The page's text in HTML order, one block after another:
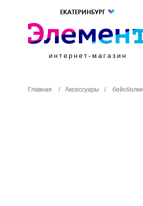
ЕКАТЕРИНБУРГ
интернет-магазин
Главная / Аксессуары / бейсболки